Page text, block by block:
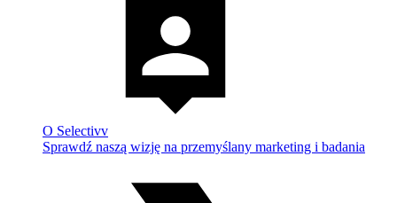
O Selectivv
Sprawdź naszą wizję na przemyślany marketing i badania